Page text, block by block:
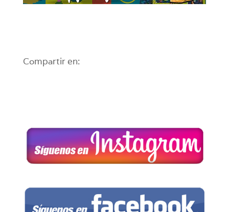
Compartir en: